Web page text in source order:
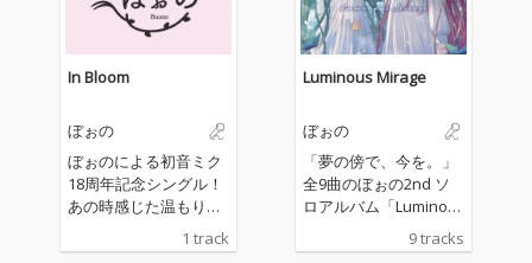
が、わたしを壊した」
我々は巡音ルカの愛を
受け止めることができ
るのだろうか。
In Bloom
ぼぉの
ぼぉのによる初音ミク
18周年記念シングル！
あの時感じた温もり
も、何故かすべて儚
1 track
Luminous Mirage
ぼぉの
「夢の傍で、今を。」
全9曲のぼぉの2nd ソ
ロアルバム「Luminou
s Mirage」初音ミクとI
Aの夢の共演。夢と現
9 tracks